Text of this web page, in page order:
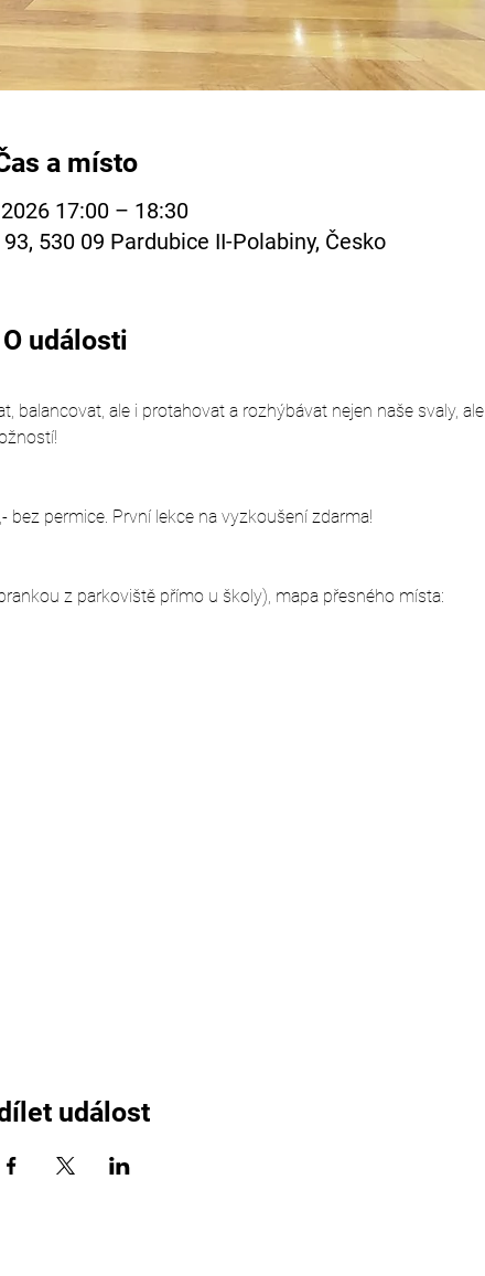
a místo
17:00 – 18:30
530 09 Pardubice II-Polabiny, Česko
O události
balancovat, ale i protahovat a rozhýbávat nejen naše svaly,
permice. První lekce na vyzkoušení zdarma!
z parkoviště přímo u školy), mapa přesného místa:
událost